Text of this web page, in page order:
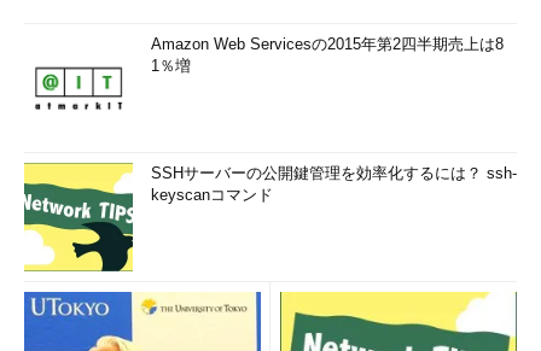
Amazon Web Servicesの2015年第2四半期売上は8
1％増
SSHサーバーの公開鍵管理を効率化するには？ ssh-
keyscanコマンド